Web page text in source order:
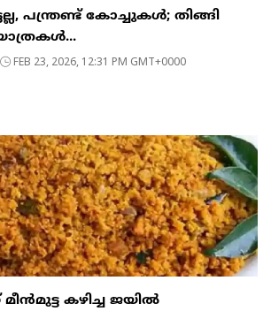
പന്ത്രണ്ട് കോച്ചുകള്‍; തിങ്ങി
FEB 23, 2026, 12:31 PM GMT+0000
മീന്‍മുട്ട കഴിച്ച ജയില്‍